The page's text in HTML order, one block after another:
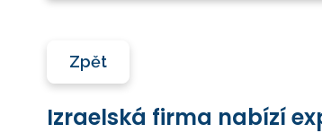
Zpět
Izraelská firma nabízí